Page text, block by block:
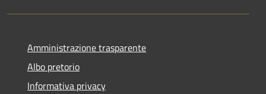
Amministrazione trasparente
Albo pretorio
Informativa privacy